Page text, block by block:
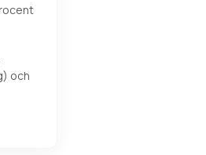
och